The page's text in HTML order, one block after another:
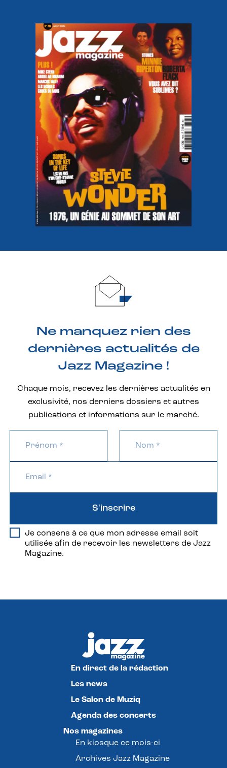
Ne manquez rien des
dernières actualités de
Jazz Magazine !
Chaque mois, recevez les dernières actualités en
exclusivité, nos derniers dossiers et autres
publications et informations sur le marché.
Je consens à ce que mon adresse email soit
utilisée afin de recevoir les newsletters de Jazz
Magazine.
S'inscrire
En direct de la rédaction
Les news
Le Salon de Muziq
Agenda des concerts
Nos magazines
En kiosque ce mois-ci
Archives Jazz Magazine